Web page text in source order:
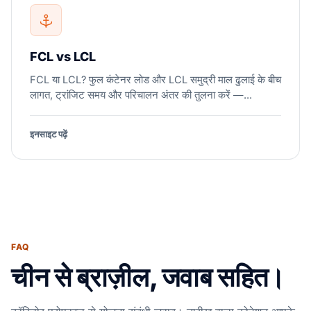
FCL vs LCL
FCL या LCL? फुल कंटेनर लोड और LCL समुद्री माल ढुलाई के बीच
लागत, ट्रांजिट समय और परिचालन अंतर की तुलना करें —...
इनसाइट पढ़ें
FAQ
चीन से ब्राज़ील, जवाब सहित।